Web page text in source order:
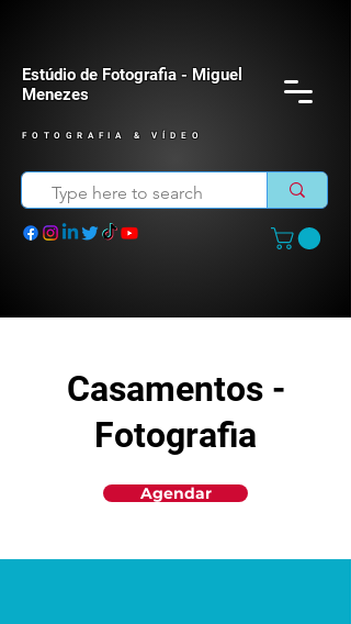
Estúdio de Fotografia - Miguel
Menezes
FOTOGRAFIA & VÍDEO
Casamentos -
Fotografia
Agendar